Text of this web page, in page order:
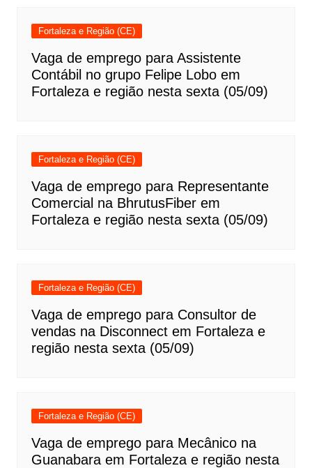
Fortaleza e Região (CE)
Vaga de emprego para Assistente
Contábil no grupo Felipe Lobo em
Fortaleza e região nesta sexta (05/09)
Fortaleza e Região (CE)
Vaga de emprego para Representante
Comercial na BhrutusFiber em
Fortaleza e região nesta sexta (05/09)
Fortaleza e Região (CE)
Vaga de emprego para Consultor de
vendas na Disconnect em Fortaleza e
região nesta sexta (05/09)
Fortaleza e Região (CE)
Vaga de emprego para Mecânico na
Guanabara em Fortaleza e região nesta